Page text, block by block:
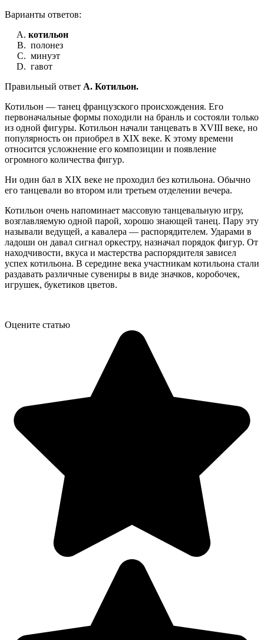
Варианты ответов:
котильон
полонез
минуэт
гавот
Правильный ответ А. Котильон.
Котильон — танец французского происхождения. Его
первоначальные формы походили на бранль и состояли только
из одной фигуры. Котильон начали танцевать в XVIII веке, но
популярность он приобрел в XIX веке. К этому времени
относится усложнение его композиции и появление
огромного количества фигур.
Ни один бал в XIX веке не проходил без котильона. Обычно
его танцевали во втором или третьем отделении вечера.
Котильон очень напоминает массовую танцевальную игру,
возглавляемую одной парой, хорошо знающей танец. Пару эту
называли ведущей, а кавалера — распорядителем. Ударами в
ладоши он давал сигнал оркестру, назначал порядок фигур. От
находчивости, вкуса и мастерства распорядителя зависел
успех котильона. В середине века участникам котильона стали
раздавать различные сувениры в виде значков, коробочек,
игрушек, букетиков цветов.
Оцените статью